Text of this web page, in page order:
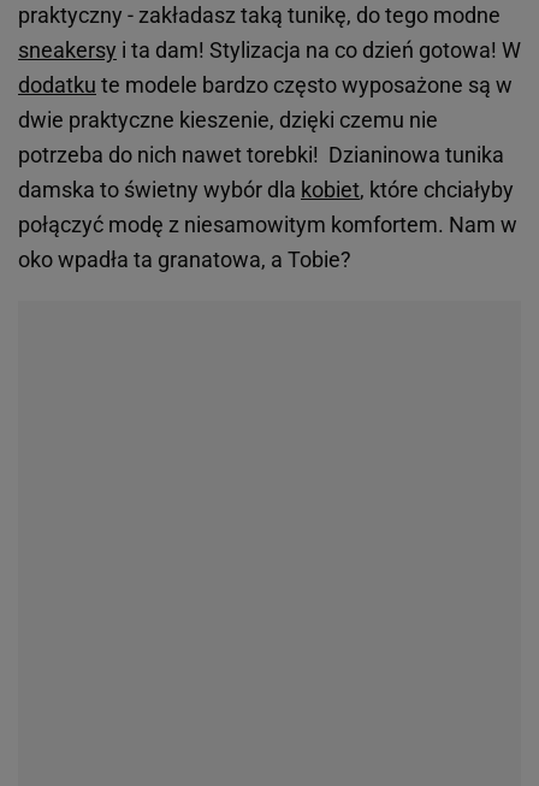
praktyczny - zakładasz taką tunikę, do tego modne
sneakersy i ta dam! Stylizacja na co dzień gotowa! W
dodatku te modele bardzo często wyposażone są w
dwie praktyczne kieszenie, dzięki czemu nie
potrzeba do nich nawet torebki! Dzianinowa tunika
damska to świetny wybór dla kobiet, które chciałyby
połączyć modę z niesamowitym komfortem. Nam w
oko wpadła ta granatowa, a Tobie?